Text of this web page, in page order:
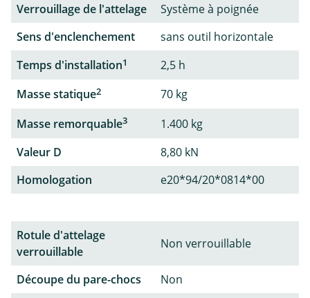
Verrouillage de l'attelage
Système à poignée
Sens d'enclenchement
sans outil horizontale
Temps d'installation1
2,5 h
Masse statique2
70 kg
Masse remorquable3
1.400 kg
Valeur D
8,80 kN
Homologation
e20*94/20*0814*00
Rotule d'attelage
verrouillable
Non verrouillable
Découpe du pare-chocs
Non